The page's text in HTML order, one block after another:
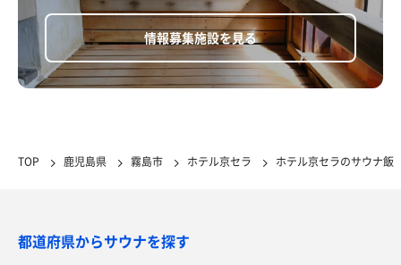
情報募集施設を見る
TOP 鹿児島県 霧島市 ホテル京セラ ホテル京セラのサウナ飯
都道府県からサウナを探す